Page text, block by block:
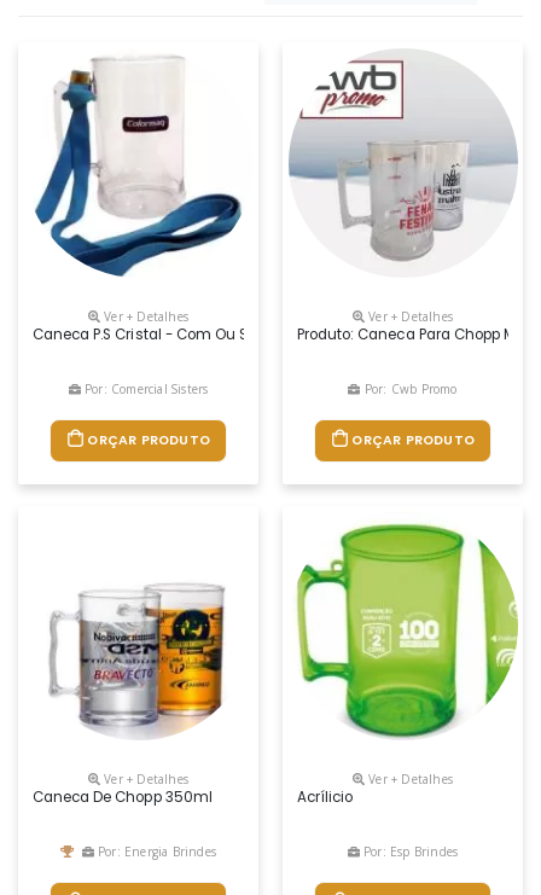
Ver + Detalhes
Caneca P.s Cristal - Com Ou Sem Cordão
Por: Comercial Sisters
ORÇAR PRODUTO
Ver + Detalhes
Produto: Caneca Para Chopp
Por: Cwb Promo
ORÇAR PRODUTO
Ver + Detalhes
Caneca De Chopp 350ml
Por: Energia Brindes
Ver + Detalhes
Acrílicio
Por: Esp Brindes